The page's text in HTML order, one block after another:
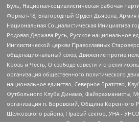
Буль, Национал-социалистическая рабочая
Формат-18, Благородный Орден Дьявола, Армия
Национальная Социалистическая Инициатива
Родовая Держава Русь, Русское национальное
Инглистической церкви Православных
общенациональный союз, Движение против
Кровь и Честь, О свободе совести и о
организация общественного политического
национальное единство, Северное Братство,
Футбольного Клуба Динамо, Файзрахманисты,
организация п. Боровский, Община Коренного
Щелковского района, Правый сектор, УНА -